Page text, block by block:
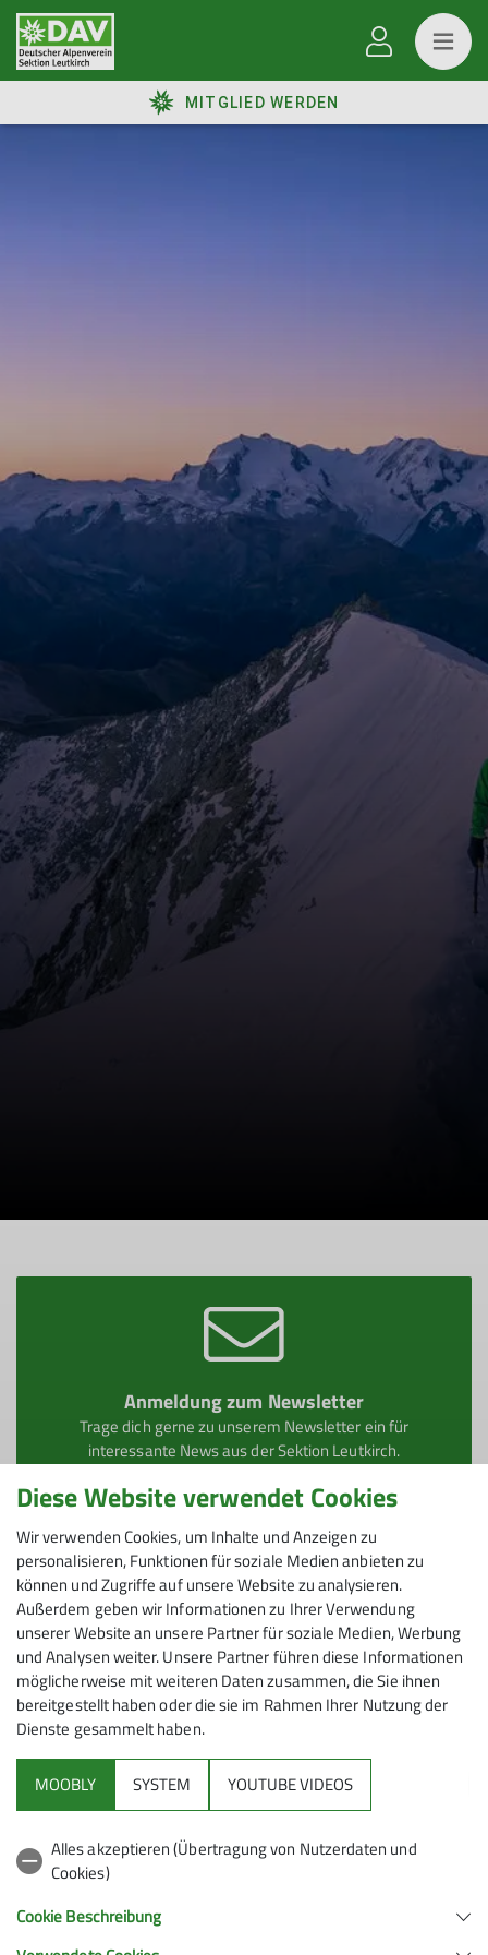
MITGLIED WERDEN
Anmeldung zum Newsletter
Trage dich gerne zu unserem Newsletter ein für
interessante News aus der Sektion Leutkirch.
Jetzt DAV-Mitglied werden!
Vergünstigte Hüttenübernachtungen, weltweite
Vorteile einer DAV-Mitgliedschaft.
Diese Website verwendet Cookies
Wir verwenden Cookies, um Inhalte und Anzeigen zu
personalisieren, Funktionen für soziale Medien anbieten zu
können und Zugriffe auf unsere Website zu analysieren.
Außerdem geben wir Informationen zu Ihrer Verwendung
unserer Website an unsere Partner für soziale Medien, Werbung
und Analysen weiter. Unsere Partner führen diese Informationen
möglicherweise mit weiteren Daten zusammen, die Sie ihnen
bereitgestellt haben oder die sie im Rahmen Ihrer Nutzung der
Dienste gesammelt haben.
MOOBLY SYSTEM YOUTUBE VIDEOS
Alles akzeptieren (Übertragung von Nutzerdaten und
Cookies)
Cookie Beschreibung